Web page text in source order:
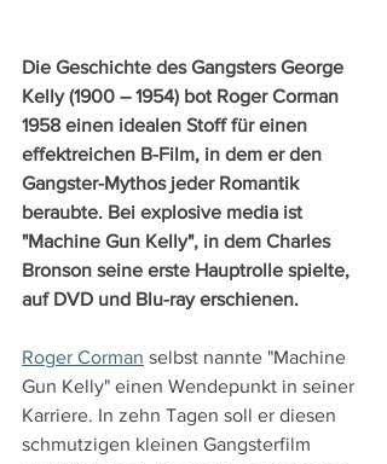
Die Geschichte des Gangsters George
Kelly (1900 – 1954) bot Roger Corman
1958 einen idealen Stoff für einen
effektreichen B-Film, in dem er den
Gangster-Mythos jeder Romantik
beraubte. Bei explosive media ist
"Machine Gun Kelly", in dem Charles
Bronson seine erste Hauptrolle spielte,
auf DVD und Blu-ray erschienen.
Roger Corman selbst nannte "Machine
Gun Kelly" einen Wendepunkt in seiner
Karriere. In zehn Tagen soll er diesen
schmutzigen kleinen Gangsterfilm